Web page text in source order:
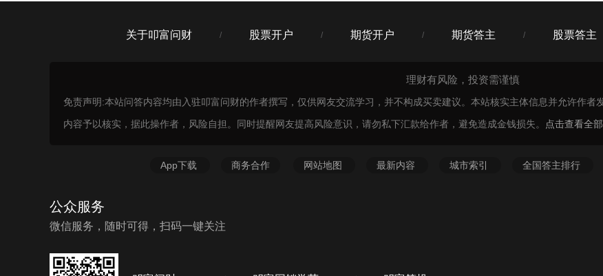
关于叩富问财 / 股票开户 / 期货开户 / 期货答主 / 股票答主
理财有风险，投资需谨慎
免责声明:本站问答内容均由入驻叩富问财的作者撰写，仅供网友交流学习，并不构成买卖建议。本站核实主体信息并允许作
内容予以核实，据此操作者，风险自担。同时提醒网友提高风险意识，请勿私下汇款给作者，避免造成金钱损失。
点击查看全
App下载 商务合作 网站地图 最新内容 城市索引 全国答主排行
公众服务
微信服务，随时可得，扫码一键关注